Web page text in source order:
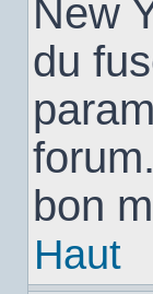
New
du
bon
Haut